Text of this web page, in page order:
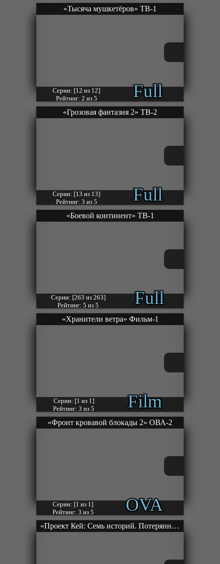
Серии: [12 из 12]
Рейтинг: 2 из 5
Full
«Тысяча мушкетёров» ТВ-1
Серии: [13 из 13]
Рейтинг: 3 из 5
Full
«Грозовая фантазия 2» ТВ-2
Серии: [263 из 263]
Рейтинг: 5 из 5
Full
«Боевой континент» ТВ-1
Серии: [1 из 1]
Рейтинг: 3 из 5
Film
«Хранители ветра» Фильм-1
Серии: [1 из 1]
Рейтинг: 3 из 5
OVA
«Фронт кровавой блокады 2» ОВА-2
«Проект Кей: Семь историй. Потерянный маленький мир — По ту сторону клетки» Фильм-4